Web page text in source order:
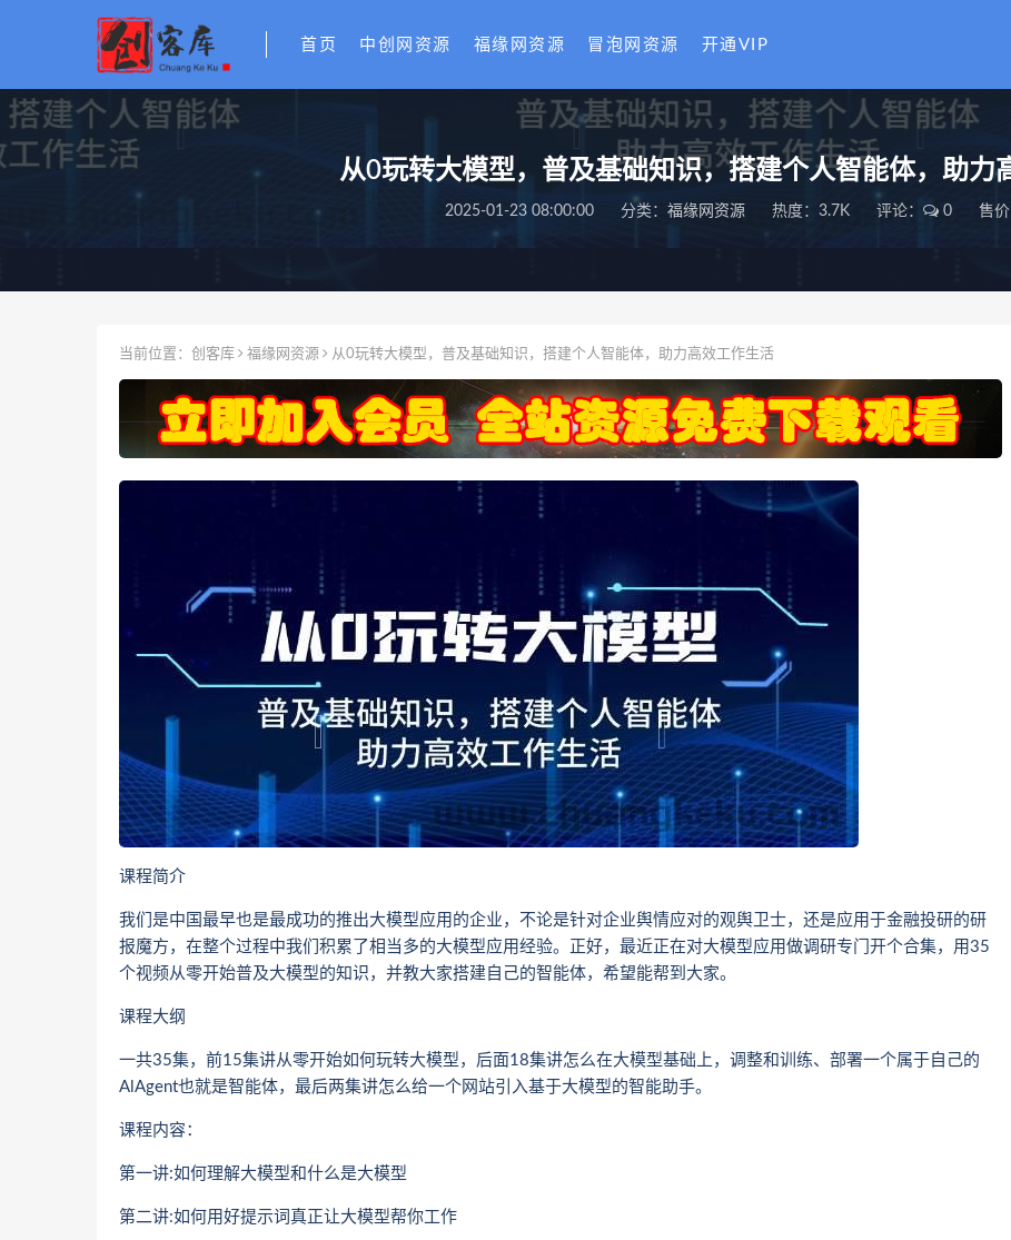
首页 中创网资源 福缘网资源 冒泡网资源 开通VIP
从0玩转大模型，普及基础知识，搭建个人智能体，助力
2025-01-23 08:00:00 分类： 福缘网资源 热度：3.7K 评论： 0 售
当前位置： 创客库 福缘网资源 从0玩转大模型，普及基础知识，搭建个人智能体，助力高效工作生活
课程简介
我们是中国最早也是最成功的推出大模型应用的企业，不论是针对企业舆情应对的观舆卫士，还是应用于金融投研的研
报魔方，在整个过程中我们积累了相当多的大模型应用经验。正好，最近正在对大模型应用做调研专门开个合集，用35
个视频从零开始普及大模型的知识，并教大家搭建自己的智能体，希望能帮到大家。
课程大纲
一共35集，前15集讲从零开始如何玩转大模型，后面18集讲怎么在大模型基础上，调整和训练、部署一个属于自己的
AlAgent也就是智能体，最后两集讲怎么给一个网站引入基于大模型的智能助手。
课程内容：
第一讲:如何理解大模型和什么是大模型
第二讲:如何用好提示词真正让大模型帮你工作